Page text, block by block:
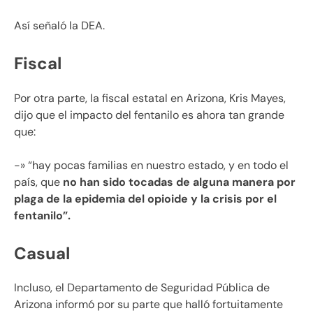
Así señaló la DEA.
Fiscal
Por otra parte, la fiscal estatal en Arizona, Kris Mayes,
dijo que el impacto del fentanilo es ahora tan grande
que:
-» “hay pocas familias en nuestro estado, y en todo el
país, que no han sido tocadas de alguna manera por
plaga de la epidemia del opioide y la crisis por el
fentanilo”.
Casual
Incluso, el Departamento de Seguridad Pública de
Arizona informó por su parte que halló fortuitamente